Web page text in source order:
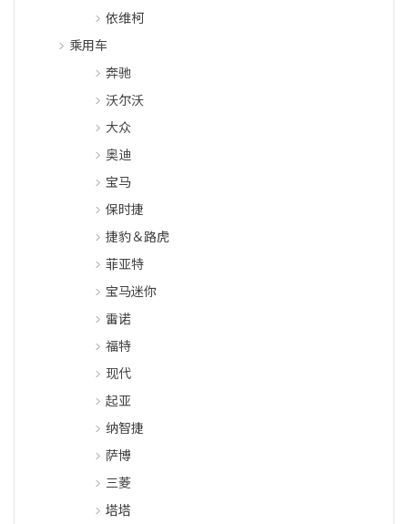
依维柯
乘用车
奔驰
沃尔沃
大众
奥迪
宝马
保时捷
捷豹＆路虎
菲亚特
宝马迷你
雷诺
福特
现代
起亚
纳智捷
萨博
三菱
塔塔